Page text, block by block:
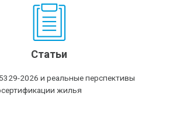
Статьи
2026 и реальные перспективы
жилья